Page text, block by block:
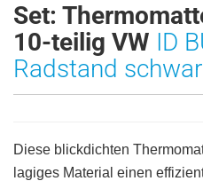
Set:
10-teilig VW ID
Radstand
Diese blickdichten
lagiges Material einen